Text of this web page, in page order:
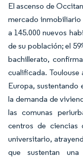
El ascenso de
mercado inmobiliario
a 145.000 nuevos
de su población; el
bachillerato,
cualificada. Toulouse
Europa, sustentando
la demanda de
las comunas
centros de
universitario,
que sustentan